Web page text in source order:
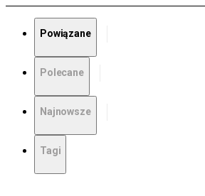
Powiązane
Polecane
Najnowsze
Tagi